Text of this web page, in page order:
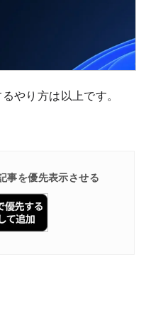
やり方は以上です。
事を優先表示させる